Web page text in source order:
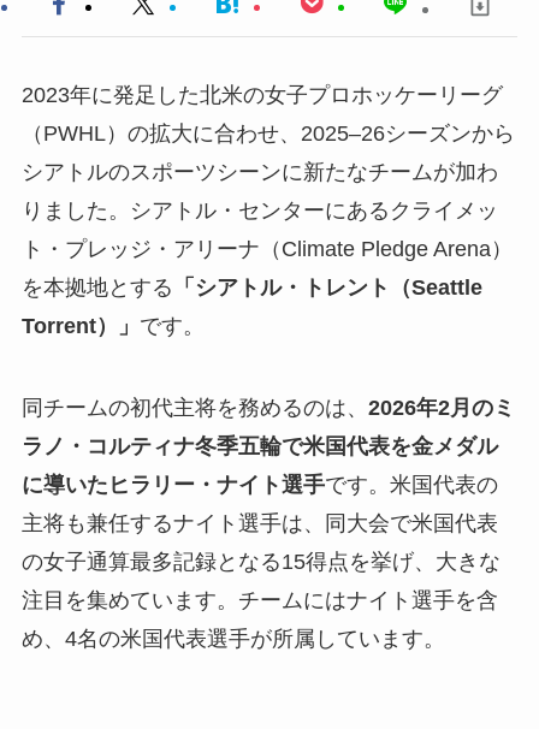
2023年に発足した北米の女子プロホッケーリーグ
（PWHL）の拡大に合わせ、2025–26シーズンから
シアトルのスポーツシーンに新たなチームが加わ
りました。シアトル・センターにあるクライメッ
ト・プレッジ・アリーナ（Climate Pledge Arena）
を本拠地とする 「シアトル・トレント（Seattle
Torrent）」 です。
同チームの初代主将を務めるのは、 2026年2月のミ
ラノ・コルティナ冬季五輪で米国代表を金メダル
に導いたヒラリー・ナイト選手です。米国代表の
主将も兼任するナイト選手は、同大会で米国代表
の女子通算最多記録となる15得点を挙げ、大きな
注目を集めています。チームにはナイト選手を含
め、4名の米国代表選手が所属しています。